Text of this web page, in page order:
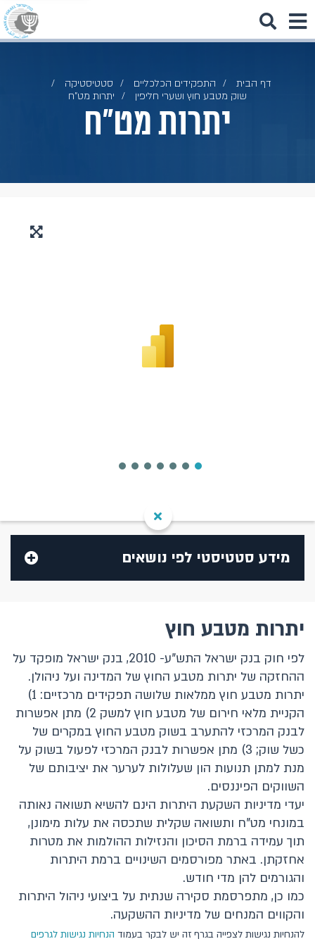
דף הבית התפקידים הכלכליים
סטטיסטיקה
שוק מטבע חוץ ושערי חליפין
יתרות מט"ח
יתרות מט"ח
מידע סטטיסטי לפי נושאים
בנקים
המוסדות הפיננסיים האחרים
מק"מ, איגרות חוב ממשלתיות וקונצרניות
המצרפים, הנכסים והאשראי
האינפלציה והתחזיות לאינפלציה
הריבית והכלים המוניטריים
שוק מטבע חוץ ושערי חליפין
שערי חליפין
סיכון ותנודתיות
מחזורי מסחר
יתרות מטבע חוץ
לפי חוק בנק ישראל התש"ע- 2010, בנק ישראל מופקד על
ההחזקה של יתרות מטבע החוץ של המדינה ועל ניהולן.
יתרות מטבע חוץ ממלאות שלושה תפקידים מרכזיים: 1)
הקניית מלאי חירום של מטבע חוץ למשק 2) מתן אפשרות
לבנק המרכזי להתערב בשוק מטבע החוץ במקרים של
כשל שוק; 3) מתן אפשרות לבנק המרכזי לפעול בשוק על
מנת למתן תנועות הון שעלולות לערער את יציבותם של
השווקים הפיננסים.
יעדי מדיניות השקעת היתרות הינם להשיא תשואה נאותה
במונחי מט"ח ותשואה שקלית שתכסה את עלות מימונן,
תוך עמידה ברמת הסיכון והנזילות ההולמות את מטרות
אחזקתן. באתר מפורסמים השינויים ברמת היתרות
והגורמים להן מדי חודש.
כמו כן, מתפרסמת סקירה שנתית על ביצועי ניהול היתרות
והקווים המנחים של מדיניות ההשקעה.
להנחיות נגישות לצפייה בגרף זה יש לבקר בעמוד הנחיות נגישות לגרפים